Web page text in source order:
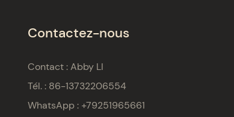
Contactez-nous
Contact : Abby LI
Tél. : 86-13732206554
WhatsApp : +79251965661